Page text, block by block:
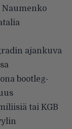
Naumenko
ajankuva
bootleg-
tai KGB